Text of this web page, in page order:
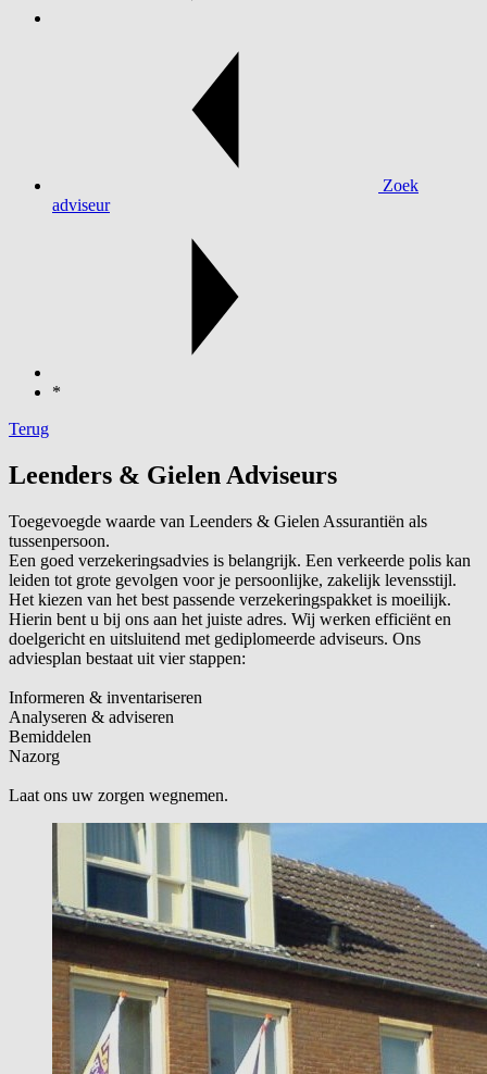
Zoek
adviseur
*
Terug
Leenders & Gielen Adviseurs
Toegevoegde waarde van Leenders & Gielen Assurantiën als
tussenpersoon.
Een goed verzekeringsadvies is belangrijk. Een verkeerde polis kan
leiden tot grote gevolgen voor je persoonlijke, zakelijk levensstijl.
Het kiezen van het best passende verzekeringspakket is moeilijk.
Hierin bent u bij ons aan het juiste adres. Wij werken efficiënt en
doelgericht en uitsluitend met gediplomeerde adviseurs. Ons
adviesplan bestaat uit vier stappen:
Informeren & inventariseren
Analyseren & adviseren
Bemiddelen
Nazorg
Laat ons uw zorgen wegnemen.